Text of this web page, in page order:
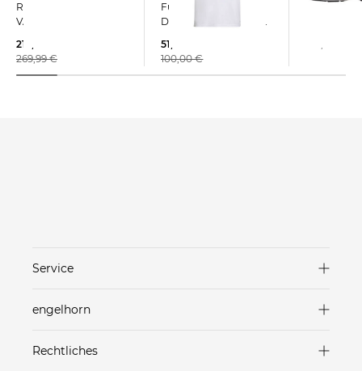
Rasen MERCURIAL
VAPOR 17 ELITE
215,99 €
269,99 €
Fußballtrikot
DEUTSCHLAND WM
51,77 €
100,00 €
Service
Rücksendungen
engelhorn
Rechtliches